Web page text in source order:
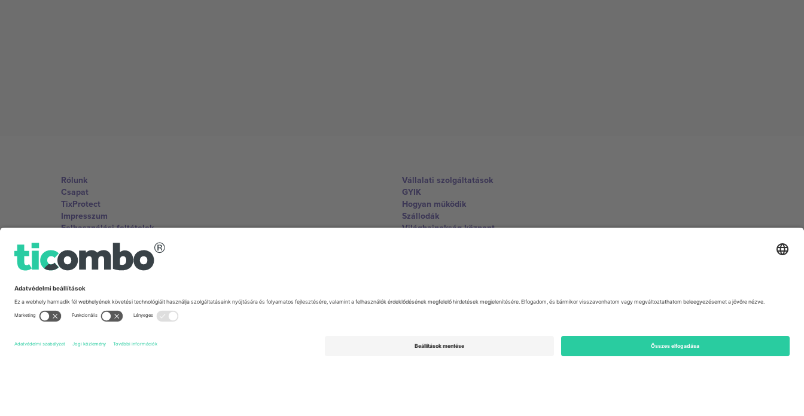
Rólunk
Csapat
TixProtect
Impresszum
Felhasználási feltételek
Partnerprogram
Vállalati szolgáltatások
GYIK
Hogyan működik
Szállodák
Világbajnokság központ